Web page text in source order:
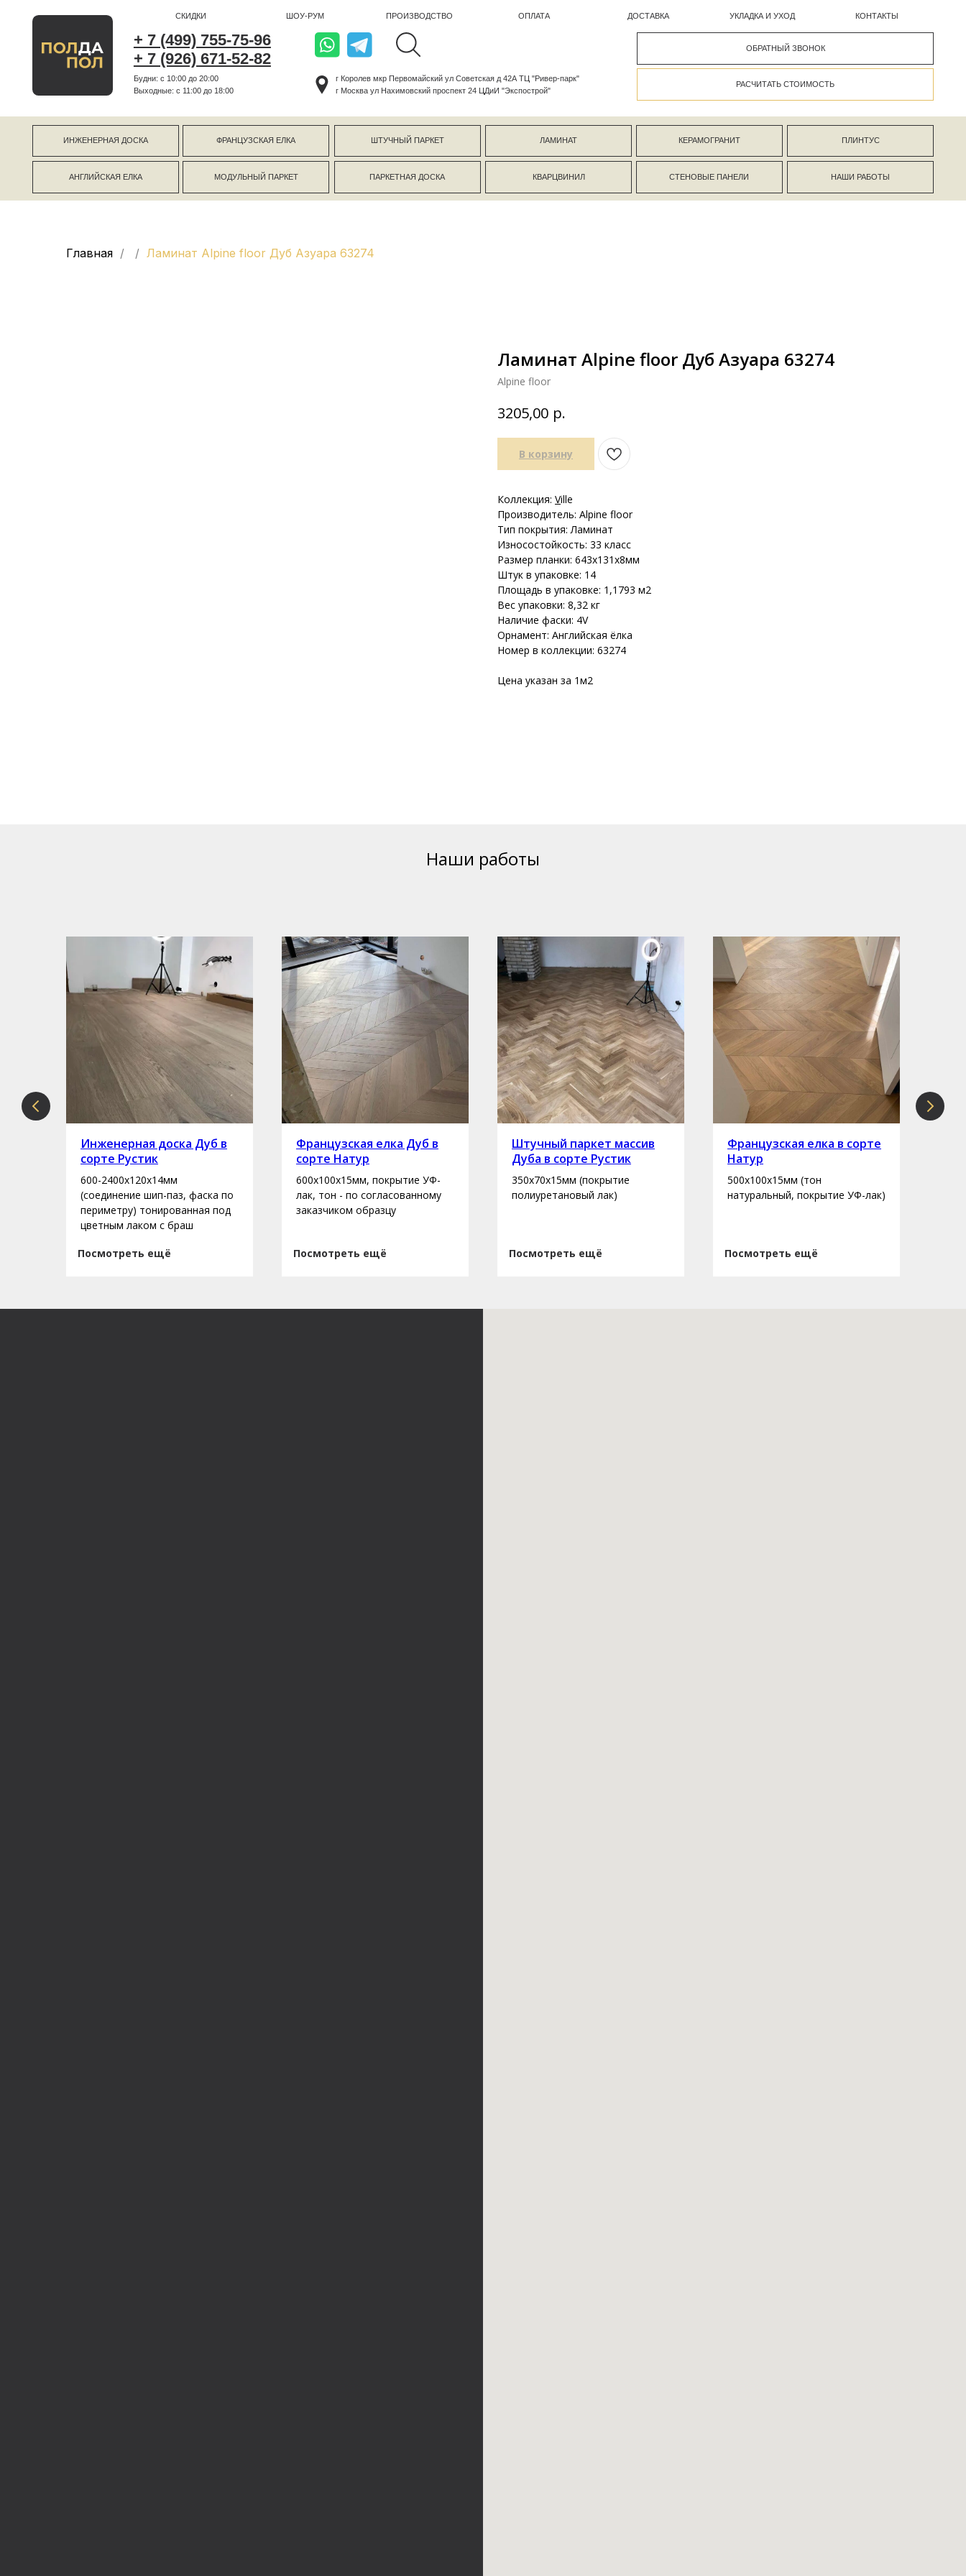
+ 7 (499) 755-75-96
+ 7 (926) 671-52-82
СКИДКИ ШОУ-РУМ ПРОИЗВОДСТВО КОНТАКТЫ
УКЛАДКА И УХОД
Будни: с 10:00 до 20:00
Выходные: c 11:00 до 18:00
г Москва ул Нахимовский проспект 24 ЦДиИ "Экспострой"
ИНЖЕНЕРНАЯ ДОСКА
АНГЛИЙСКАЯ ЕЛКА
ФРАНЦУЗСКАЯ ЕЛКА
ПАРКЕТНАЯ ДОСКА
МОДУЛЬНЫЙ ПАРКЕТ
ШТУЧНЫЙ ПАРКЕТ
КВАРЦВИНИЛ
КЕРАМОГРАНИТ
СТЕНОВЫЕ ПАНЕЛИ
ЛАМИНАТ
НАШИ РАБОТЫ
ПЛИНТУС
Главная Ламинат Alpine floor Дуб Азуара 63274
Ламинат Alpine floor Дуб Азуара 63274
Alpine floor
3205,00 р.
В корзину
Коллекция: Ville
Производитель: Alpine floor
Тип покрытия: Ламинат
Износостойкость: 33 класс
Размер планки: 643х131х8мм
Штук в упаковке: 14
Площадь в упаковке: 1,1793 м2
Вес упаковки: 8,32 кг
Наличие фаски: 4V
Орнамент: Английская ёлка
Номер в коллекции: 63274
Цена указан за 1м2
Наши работы
Инженерная доска Дуб в
сорте Рустик
600-2400х120х14мм
(соединение шип-паз, фаска по
периметру) тонированная под
цветным лаком с браш
Посмотреть ещё
Французская елка Дуб в
сорте Натур
600х100х15мм, покрытие УФ-
лак, тон - по согласованному
заказчиком образцу
Посмотреть ещё
Штучный паркет массив
Дуба в сорте Рустик
350х70х15мм (покрытие
полиуретановый лак)
Посмотреть ещё
Французская елка в сорте
Натур
500х100х15мм (тон
натуральный, покрытие УФ-лак)
Посмотреть ещё